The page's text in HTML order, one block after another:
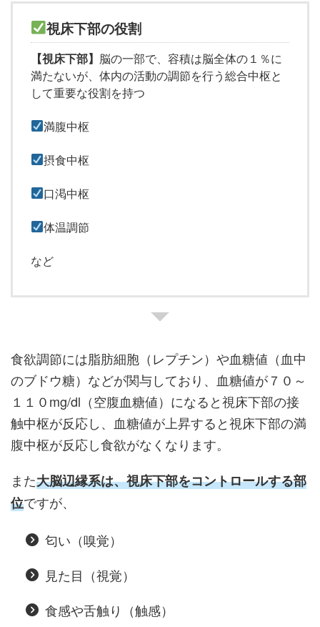
視床下部の役割
【視床下部】 脳の一部で、容積は脳全体の１％に
満たないが、体内の活動の調節を行う総合中枢と
して重要な役割を持つ
満腹中枢
摂食中枢
口渇中枢
体温調節
など
食欲調節には脂肪細胞（レプチン）や血糖値（血中
のブドウ糖）などが関与しており、血糖値が７０～
１１０mg/dl（空腹血糖値）になると視床下部の接
触中枢が反応し、血糖値が上昇すると視床下部の満
腹中枢が反応し食欲がなくなります。
また大脳辺縁系は、視床下部をコントロールする部
位ですが、
匂い（嗅覚）
見た目（視覚）
食感や舌触り（触感）